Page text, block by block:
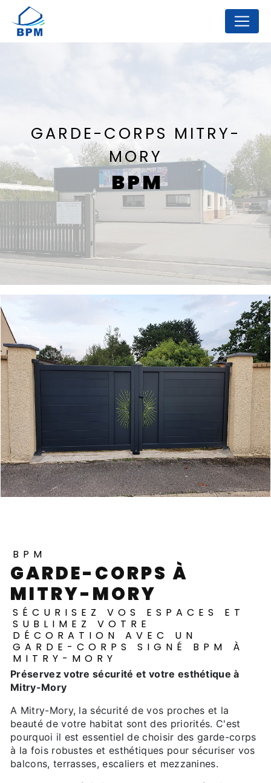
GARDE-CORPS MITRY-
MORY
BPM
BPM
GARDE-CORPS À
MITRY-MORY
SÉCURISEZ VOS ESPACES ET
SUBLIMEZ VOTRE
DÉCORATION AVEC UN
GARDE-CORPS SIGNÉ BPM À
MITRY-MORY
Préservez votre sécurité et votre esthétique à
Mitry-Mory
A Mitry-Mory, la sécurité de vos proches et la
beauté de votre habitat sont des priorités. C'est
pourquoi il est essentiel de choisir des garde-corps
à la fois robustes et esthétiques pour sécuriser vos
balcons, terrasses, escaliers et mezzanines.
Panneau de gestion des cookies